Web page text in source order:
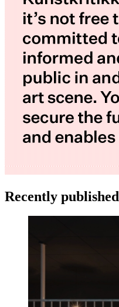
Recently published